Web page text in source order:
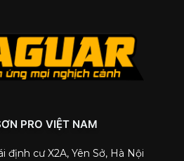
PRO VIỆT NAM
định cư X2A, Yên Sở, Hà Nội